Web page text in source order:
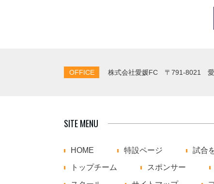
OFFICE 株式会社愛媛FC 〒791-8021 愛
SITE MENU
HOME 特設ページ 試合
トップチーム スポンサー